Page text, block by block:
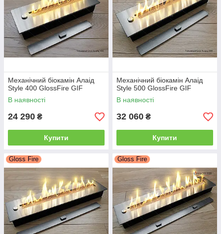
Механічний біокамін Алаід
Style 400 GlossFire GIF
В наявності
24 290 ₴
Купити
Механічний біокамін Алаід
Style 500 GlossFire GIF
В наявності
32 060 ₴
Купити
Gloss Fire Gloss Fire